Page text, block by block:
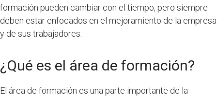
formación pueden cambiar con el tiempo, pero siempre
deben estar enfocados en el mejoramiento de la empresa
y de sus trabajadores.
¿Qué es el área de formación?
El área de formación es una parte importante de la